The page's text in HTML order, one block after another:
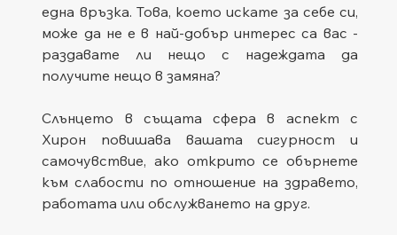
една връзка. Това, което искате за себе си,
може да не е в най-добър интерес са вас -
раздавате ли нещо с надеждата да
получите нещо в замяна?
Слънцето в същата сфера в аспект с
Хирон повишава вашата сигурност и
самочувствие, ако открито се обърнете
към слабости по отношение на здравето,
работата или обслужването на друг.